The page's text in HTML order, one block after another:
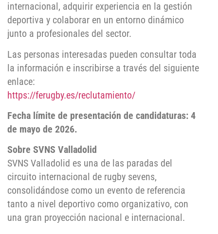
internacional, adquirir experiencia en la gestión
deportiva y colaborar en un entorno dinámico
junto a profesionales del sector.
Las personas interesadas pueden consultar toda
la información e inscribirse a través del siguiente
enlace:
https://ferugby.es/reclutamiento/
Fecha límite de presentación de candidaturas: 4
de mayo de 2026.
Sobre SVNS Valladolid
SVNS Valladolid es una de las paradas del
circuito internacional de rugby sevens,
consolidándose como un evento de referencia
tanto a nivel deportivo como organizativo, con
una gran proyección nacional e internacional.